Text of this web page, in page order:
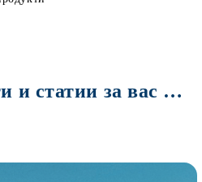
Интересни съвети и статии за вас Мами